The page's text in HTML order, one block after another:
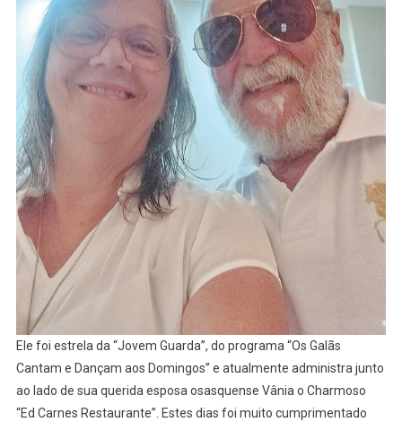
Ele foi estrela da “Jovem Guarda”, do programa “Os Galãs
Cantam e Dançam aos Domingos” e atualmente administra junto
ao lado de sua querida esposa osasquense Vânia o Charmoso
“Ed Carnes Restaurante”. Estes dias foi muito cumprimentado